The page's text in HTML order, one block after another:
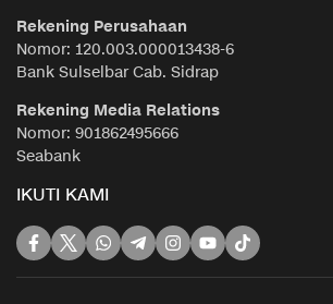
Rekening Perusahaan
Nomor: 120.003.000013438-6
Bank Sulselbar Cab. Sidrap
Rekening Media Relations
Nomor: 901862495666
Seabank
IKUTI KAMI